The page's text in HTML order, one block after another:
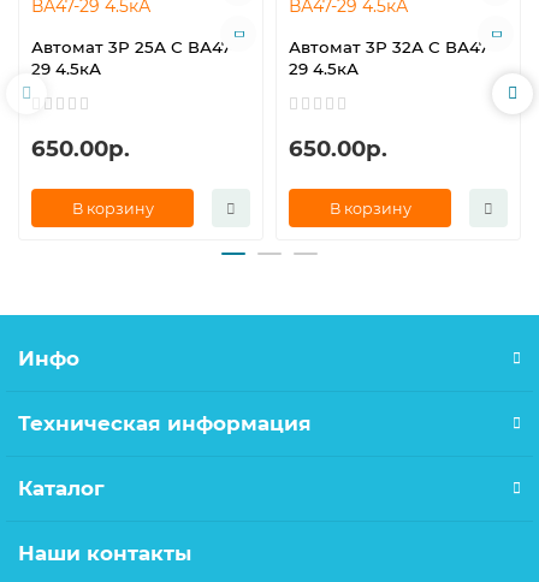
Автомат 3Р 25А С ВА47-
29 4.5кА
650.00р.
В корзину
Автомат 3Р 32А С ВА47-
29 4.5кА
650.00р.
В корзину
Инфо
Техническая информация
Каталог
Наши контакты